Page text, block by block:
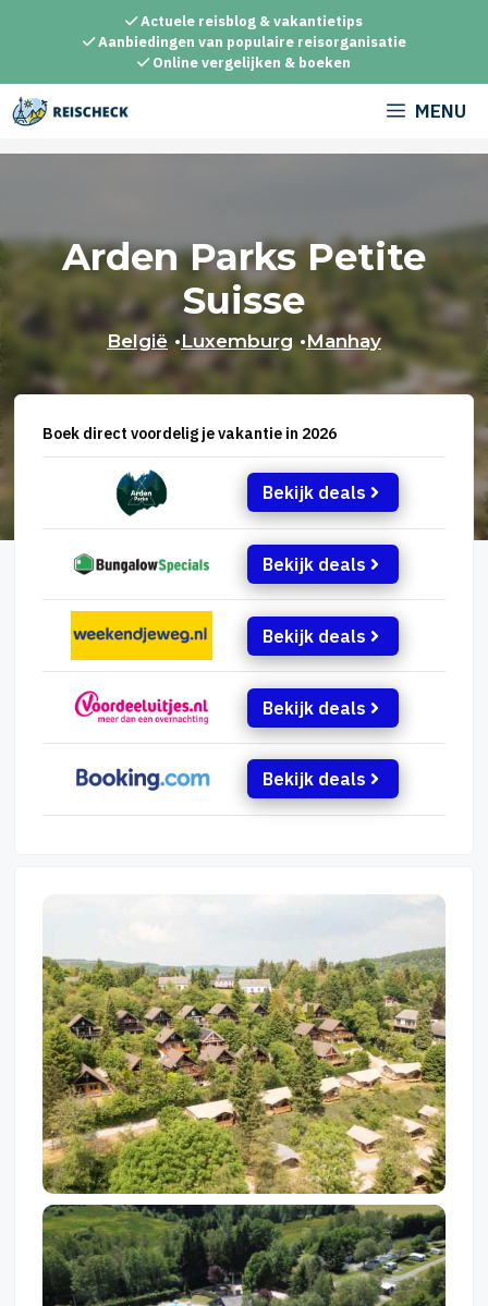
inhoud
Actuele reisblog & vakantietips
Aanbiedingen van populaire reisorganisatie
Online vergelijken & boeken
MENU
Arden Parks Petite
Suisse
België •Luxemburg •Manhay
Boek direct voordelig je vakantie in 2026
Bekijk deals
Bekijk deals
Bekijk deals
Bekijk deals
Bekijk deals